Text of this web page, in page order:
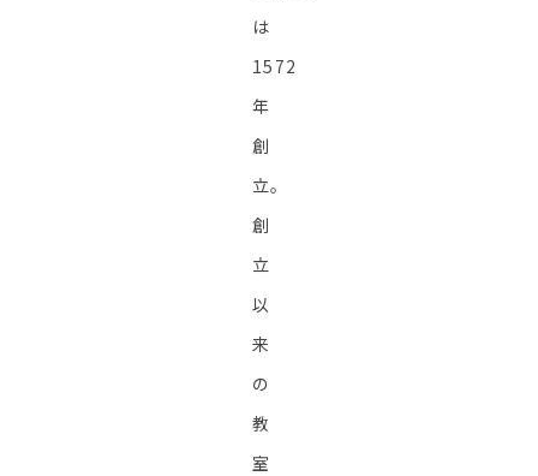
は
1572
年
創
立。
創
立
以
来
の
教
室